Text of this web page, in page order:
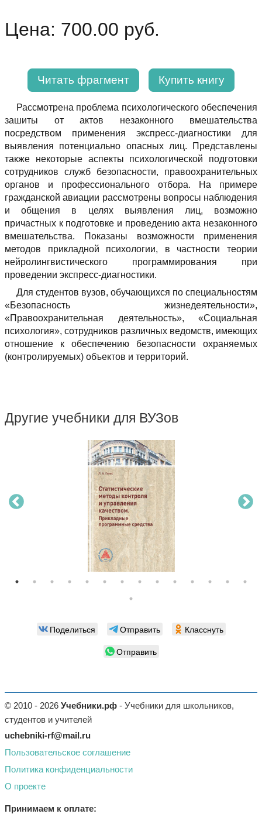
Цена: 700.00 руб.
Читать фрагмент Купить книгу
Рассмотрена проблема психологического обеспечения
зашиты от актов незаконного вмешательства
посредством применения экспресс-диагностики для
выявления потенциально опасных лиц. Представлены
также некоторые аспекты психологической подготовки
сотрудников служб безопасности, правоохранительных
органов и профессионального отбора. На примере
гражданской авиации рассмотрены вопросы наблюдения
и общения в целях выявления лиц, возможно
причастных к подготовке и проведению акта незаконного
вмешательства. Показаны возможности применения
методов прикладной психологии, в частности теории
нейролингвистического программирования при
проведении экспресс-диагностики.
Для студентов вузов, обучающихся по специальностям
«Безопасность жизнедеятельности»,
«Правоохранительная деятельность», «Социальная
психология», сотрудников различных ведомств, имеющих
отношение к обеспечению безопасности охраняемых
(контролируемых) объектов и территорий.
Другие учебники для ВУЗов
Поделиться Отправить
Класснуть
Отправить
© 2010 - 2026 Учебники.рф - Учебники для школьников,
студентов и учителей
uchebniki-rf@mail.ru
Пользовательское соглашение
Политика конфиденциальности
О проекте
Принимаем к оплате: